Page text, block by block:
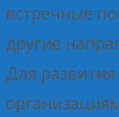
встречные
другие
Для